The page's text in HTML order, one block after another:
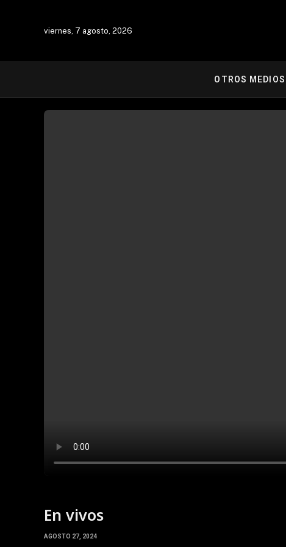
viernes, 7 agosto, 2026
OTROS MEDIOS
En vivos
AGOSTO 27, 2024